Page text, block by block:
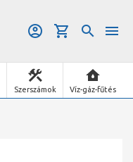
Szerszámok Víz-gáz-fűtés